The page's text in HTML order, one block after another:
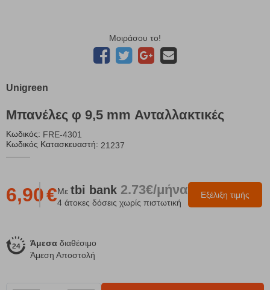
Μοιράσου το!
Unigreen
Μπανέλες φ 9,5 mm Ανταλλακτικές
Κωδικός: FRE-4301
Κωδικός Κατασκευαστή: 21237
Εξέλιξη τιμής
6,90€Με tbi bank 2.73€/μήνα
4 άτοκες δόσεις χωρίς πιστωτική
Άμεσα διαθέσιμο
Άμεση Αποστολή